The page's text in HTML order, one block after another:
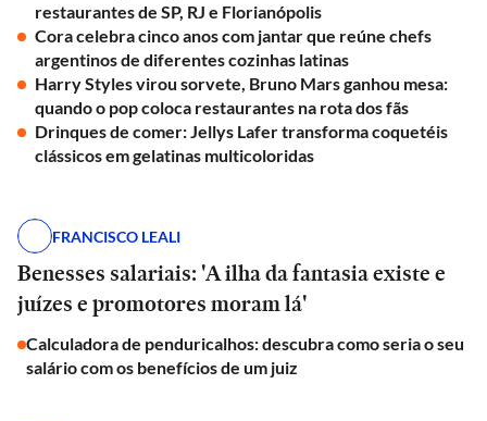
restaurantes de SP, RJ e Florianópolis
Cora celebra cinco anos com jantar que reúne chefs
argentinos de diferentes cozinhas latinas
Harry Styles virou sorvete, Bruno Mars ganhou mesa:
quando o pop coloca restaurantes na rota dos fãs
Drinques de comer: Jellys Lafer transforma coquetéis
clássicos em gelatinas multicoloridas
FRANCISCO LEALI
Benesses salariais: 'A ilha da fantasia existe e
juízes e promotores moram lá'
Calculadora de penduricalhos: descubra como seria o seu
salário com os benefícios de um juiz